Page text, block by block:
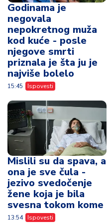
Godinama je
negovala
nepokretnog muža
kod kuće - posle
njegove smrti
priznala je šta ju je
najviše bolelo
15:45 Ispovesti
Mislili su da spava, a
ona je sve čula -
jezivo svedočenje
žene koja je bila
svesna tokom kome
13:54 Ispovesti